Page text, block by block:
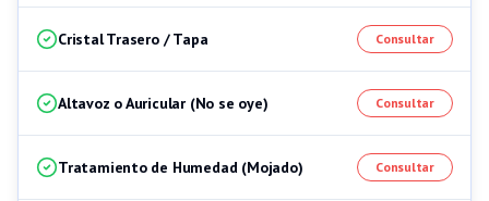
Cristal Trasero / Tapa Consultar
Altavoz o Auricular (No se oye) Consultar
Tratamiento de Humedad (Mojado) Consultar